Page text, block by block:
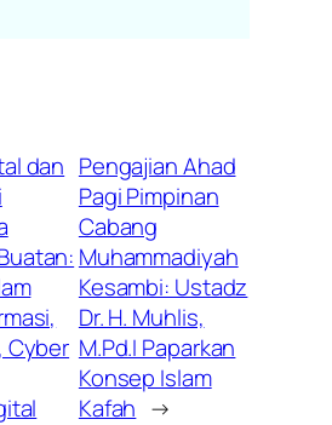
dan
Cyber
Pengajian Ahad
Pagi Pimpinan
Cabang
Muhammadiyah
Kesambi: Ustadz
Dr. H. Muhlis,
M.Pd.I Paparkan
Konsep Islam
Kafah →